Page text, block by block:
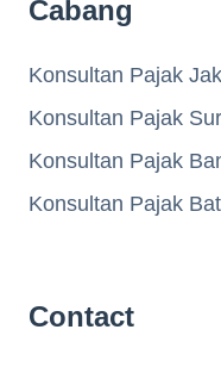
Cabang
Konsultan Pajak
Konsultan Pajak
Konsultan Pajak
Konsultan Pajak
Contact